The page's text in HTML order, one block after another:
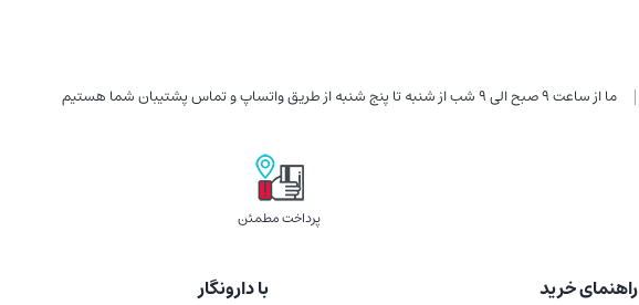
ما از ساعت 9 صبح الی 9 شب از شنبه تا پنج شنبه از طریق واتساپ و تماس پشتیبان شما هستیم
پرداخت مطمئن
راهنمای خرید
با دارونگار